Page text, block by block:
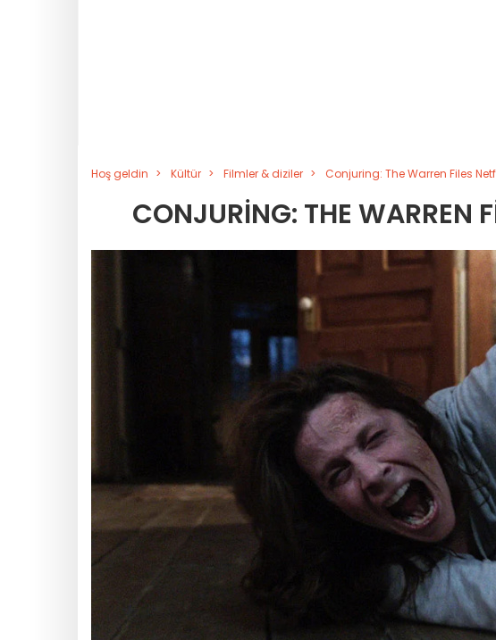
Hoş geldin Kültür Filmler & diziler Conjuring: The Warren Files
CONJURING: THE WARREN